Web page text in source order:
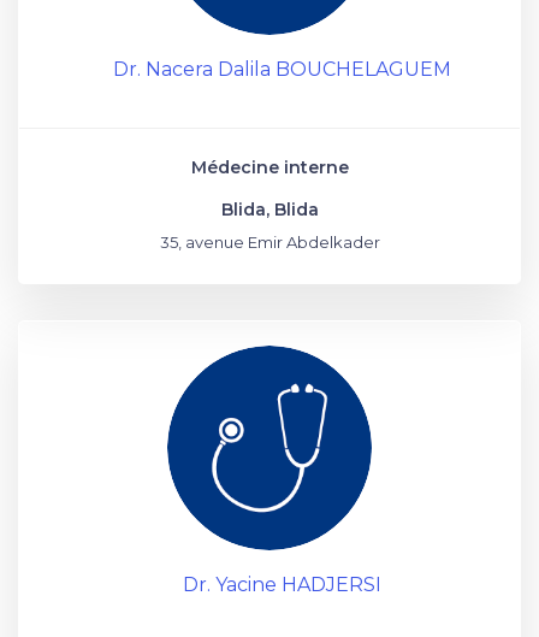
Dr. Nacera Dalila BOUCHELAGUEM
Médecine interne
Blida, Blida
35, avenue Emir Abdelkader
Dr. Yacine HADJERSI